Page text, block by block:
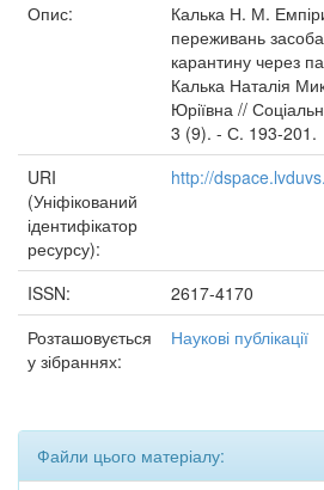
Опис:
Калька Н. М.
переживань
карантину через
Калька Наталія
Юріївна //
3 (9). - С. 193-201.
URI
(Уніфікований
ідентифікатор
ресурсу):
http://
ISSN:
2617-4170
Розташовується
у зібраннях:
Наукові публікації
Файли цього матеріалу: